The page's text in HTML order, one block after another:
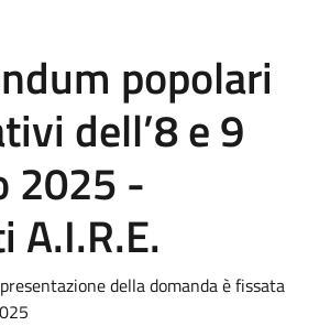
popolari
dell’8 e 9
2025 -
A.I.R.E.
della domanda è fissata